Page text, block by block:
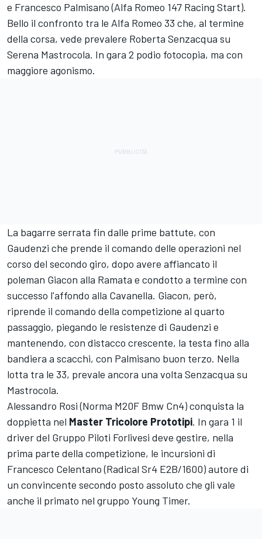
e Francesco Palmisano (Alfa Romeo 147 Racing Start).
Bello il confronto tra le Alfa Romeo 33 che, al termine
della corsa, vede prevalere Roberta Senzacqua su
Serena Mastrocola. In gara 2 podio fotocopia, ma con
maggiore agonismo.
La bagarre serrata fin dalle prime battute, con
Gaudenzi che prende il comando delle operazioni nel
corso del secondo giro, dopo avere affiancato il
poleman Giacon alla Ramata e condotto a termine con
successo l'affondo alla Cavanella. Giacon, però,
riprende il comando della competizione al quarto
passaggio, piegando le resistenze di Gaudenzi e
mantenendo, con distacco crescente, la testa fino alla
bandiera a scacchi, con Palmisano buon terzo. Nella
lotta tra le 33, prevale ancora una volta Senzacqua su
Mastrocola.
Alessandro Rosi (Norma M20F Bmw Cn4) conquista la
doppietta nel Master Tricolore Prototipi. In gara 1 il
driver del Gruppo Piloti Forlivesi deve gestire, nella
prima parte della competizione, le incursioni di
Francesco Celentano (Radical Sr4 E2B/1600) autore di
un convincente secondo posto assoluto che gli vale
anche il primato nel gruppo Young Timer.